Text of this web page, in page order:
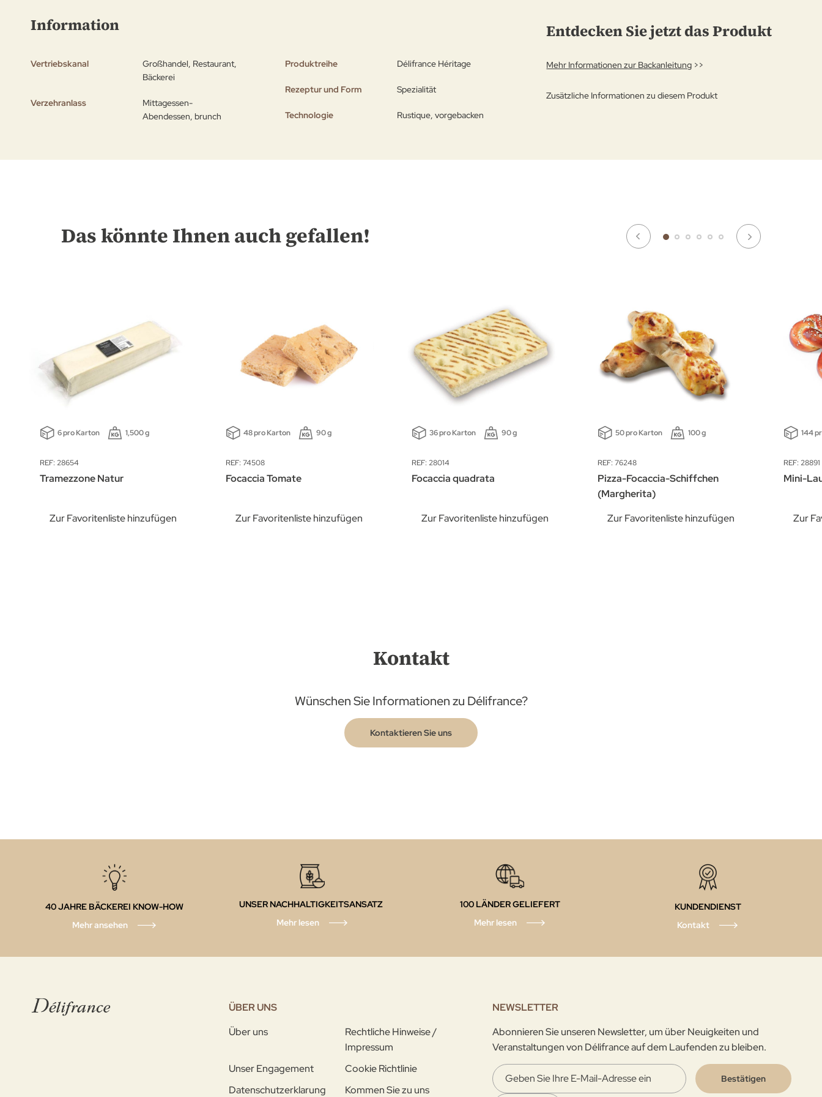
springen
Information
Vertriebskanal
Großhandel, Restaurant,
Bäckerei
Verzehranlass
Mittagessen-
Abendessen, brunch
Produktreihe Délifrance Héritage
Rezeptur und Form Spezialität
Technologie Rustique, vorgebacken
Entdecken Sie jetzt das Produkt
Mehr Informationen zur Backanleitung >>
Zusätzliche Informationen zu diesem Produkt
Das könnte Ihnen auch gefallen!
6 pro Karton 1,500 g
REF: 28654
Tramezzone Natur
Zur Favoritenliste hinzufügen
48 pro Karton 90 g
REF: 74508
Focaccia Tomate
Zur Favoritenliste hinzufügen
36 pro Karton 90 g
REF: 28014
Focaccia quadrata
Zur Favoritenliste hinzufügen
50 pro Karton 100 g
REF: 76248
Pizza-Focaccia-Schiffchen
(Margherita)
Zur Favoritenliste hinzufügen
144
REF: 28891
Mini-
Zur
Kontakt
Wünschen Sie Informationen zu Délifrance?
Kontaktieren Sie uns
40 JAHRE BÄCKEREI KNOW-HOW
Mehr ansehen
UNSER NACHHALTIGKEITSANSATZ
Mehr lesen
100 LÄNDER GELIEFERT
Mehr lesen
KUNDENDIENST
Kontakt
ÜBER UNS
Über uns
Rechtliche Hinweise /
Impressum
Unser Engagement
Cookie Richtlinie
Datenschutzerklarung
Kommen Sie zu uns
NEWSLETTER
Abonnieren Sie unseren Newsletter, um über Neuigkeiten und
Veranstaltungen von Délifrance auf dem Laufenden zu bleiben.
Bestätigen